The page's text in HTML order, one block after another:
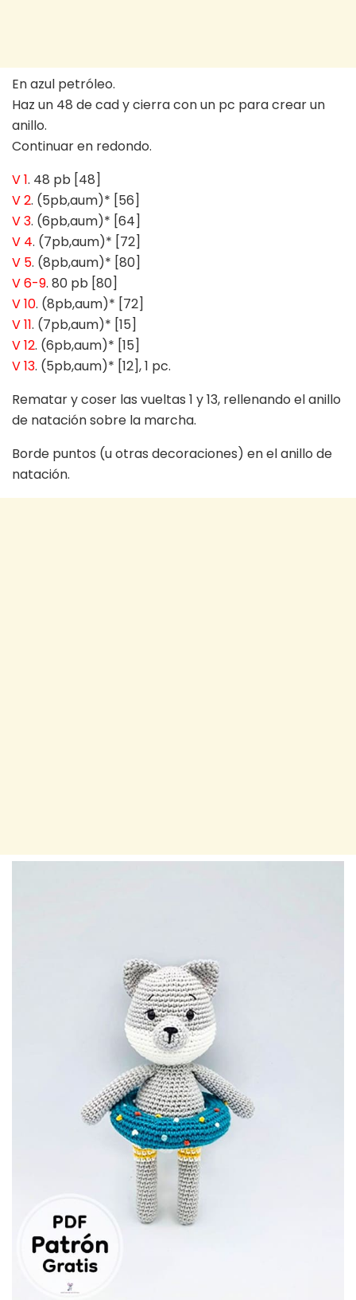
En azul petróleo.
Haz un 48 de cad y cierra con un pc para crear un
anillo.
Continuar en redondo.
V 1. 48 pb [48]
V 2. (5pb,aum)* [56]
V 3. (6pb,aum)* [64]
V 4. (7pb,aum)* [72]
V 5. (8pb,aum)* [80]
V 6-9. 80 pb [80]
V 10. (8pb,aum)* [72]
V 11. (7pb,aum)* [15]
V 12. (6pb,aum)* [15]
V 13. (5pb,aum)* [12], 1 pc.
Rematar y coser las vueltas 1 y 13, rellenando el anillo
de natación sobre la marcha.
Borde puntos (u otras decoraciones) en el anillo de
natación.